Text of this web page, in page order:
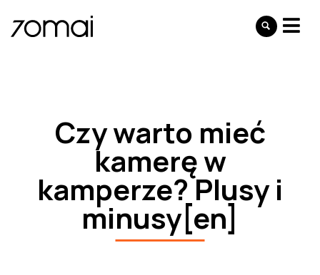
Czy warto mieć
kamerę w
kamperze? Plusy i
minusy[en]